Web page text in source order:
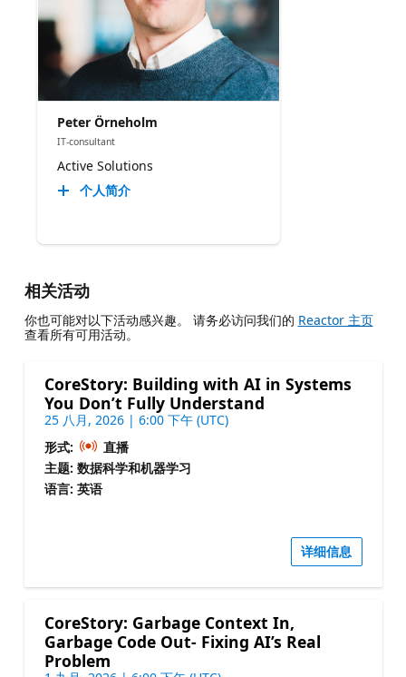
Peter Örneholm
IT-consultant
Active Solutions
个人简介
相关活动
你也可能对以下活动感兴趣。 请务必访问我们的 Reactor 主页
查看所有可用活动。
CoreStory: Building with AI in Systems
You Don’t Fully Understand
25 八月, 2026 | 6:00 下午 (UTC)
形式:
直播
主题: 数据科学和机器学习
语言: 英语
详细信息
CoreStory: Garbage Context In,
Garbage Code Out- Fixing AI’s Real
Problem